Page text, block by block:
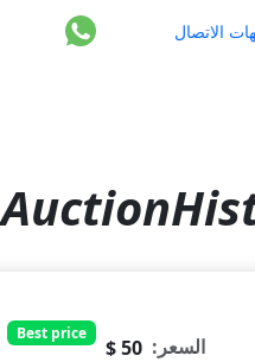
الاتصال
السعر: 50 $
Best price